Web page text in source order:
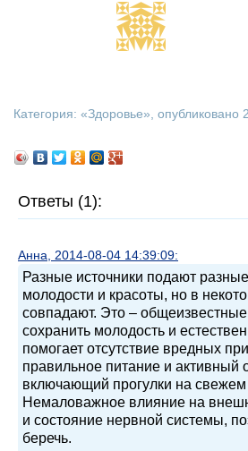
Категория: «Здоровье», опубликовано
Ответы (1):
Анна, 2014-08-04 14:39:09:
Разные источники подают
молодости и красоты, но в
совпадают. Это –
сохранить молодость и
помогает отсутствие вредных
правильное питание и активный
включающий прогулки на свежем
Немаловажное влияние на
и состояние нервной системы,
беречь.